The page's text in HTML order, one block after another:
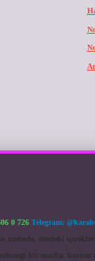
0 726 Telegram:
nedenle, sitedeki
bir marka, kurum